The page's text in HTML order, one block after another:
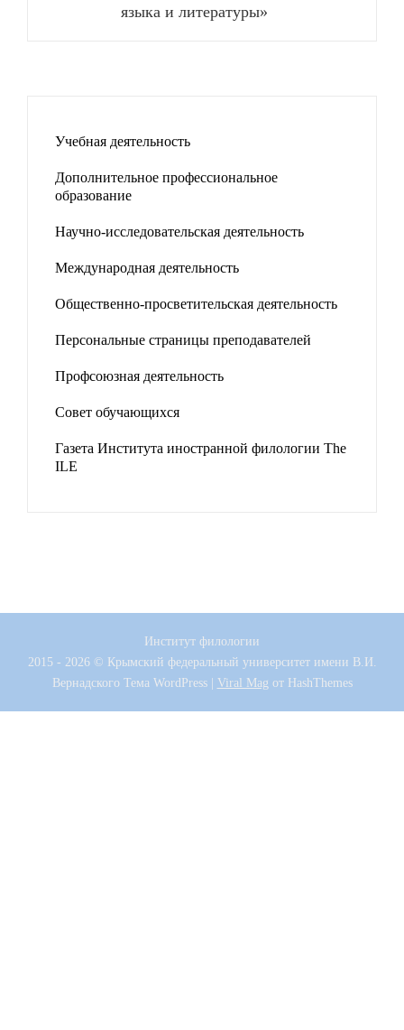
языка и литературы»
Учебная деятельность
Дополнительное профессиональное
образование
Научно-исследовательская деятельность
Международная деятельность
Общественно-просветительская деятельность
Персональные страницы преподавателей
Профсоюзная деятельность
Совет обучающихся
Газета Института иностранной филологии The
ILE
Институт филологии
2015 - 2026 © Крымский федеральный университет имени В.И.
ВернадскогоТема WordPress | Viral Mag от HashThemes